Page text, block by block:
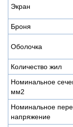
Экран
Броня
Оболочка
Количество жил
Номинальное
мм2
Номинальное
напряжение